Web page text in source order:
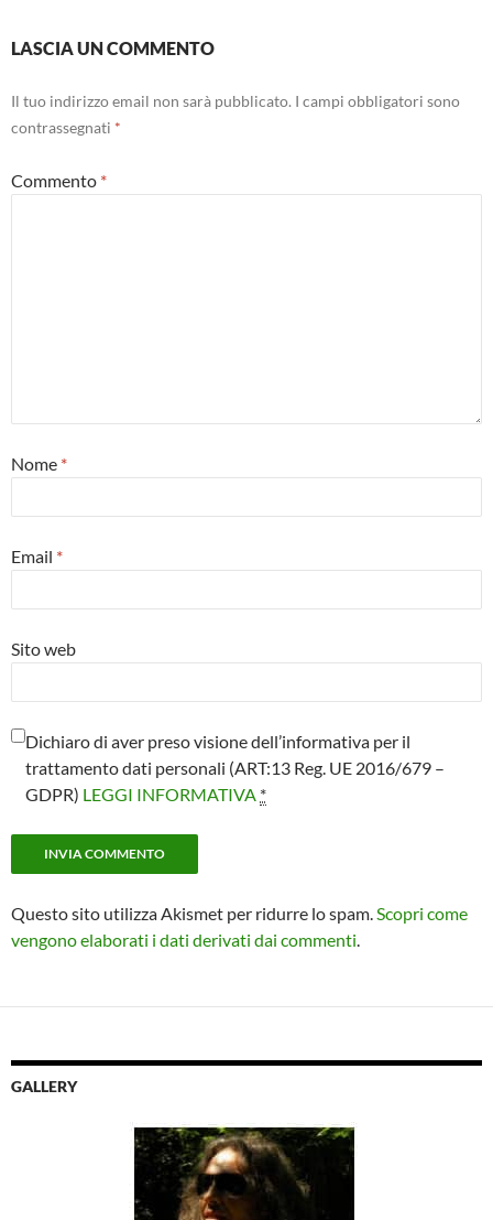
LASCIA UN COMMENTO
Il tuo indirizzo email non sarà pubblicato. I campi obbligatori sono
contrassegnati *
Commento *
Nome *
Email *
Sito web
Dichiaro di aver preso visione dell’informativa per il
trattamento dati personali (ART:13 Reg. UE 2016/679 –
GDPR) LEGGI INFORMATIVA *
Questo sito utilizza Akismet per ridurre lo spam.Scopri come
vengono elaborati i dati derivati dai commenti.
GALLERY